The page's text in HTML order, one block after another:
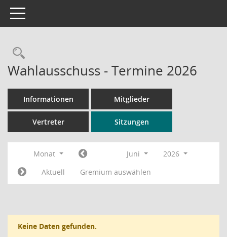
Toggle navigation
Rechercheauswahl
Wahlausschuss - Termine 2026
Informationen Mitglieder
Vertreter Sitzungen
Monat Juni
2026
Aktuell
Gremium auswählen
Keine Daten gefunden.